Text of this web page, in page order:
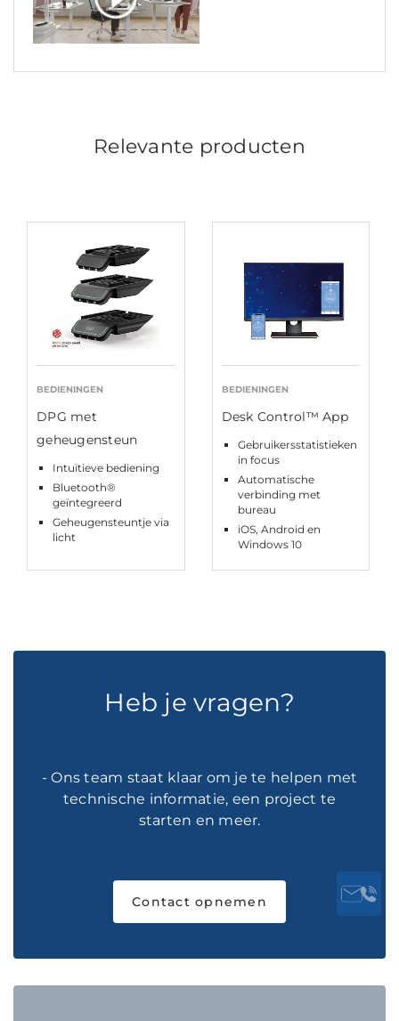
Relevante producten
BEDIENINGEN
DPG met
geheugensteun
Intuïtieve bediening
Bluetooth®
geïntegreerd
Geheugensteuntje via
licht
BEDIENINGEN
Desk Control™ App
Gebruikersstatistieken
in focus
Automatische
verbinding met
bureau
iOS, Android en
Windows 10
Heb je vragen?
- Ons team staat klaar om je te helpen met
technische informatie, een project te
starten en meer.
Contact opnemen